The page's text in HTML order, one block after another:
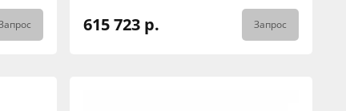
615 723 р. Запрос